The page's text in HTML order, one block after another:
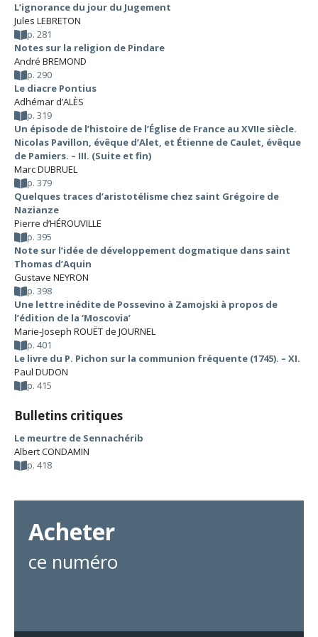
L’ignorance du jour du Jugement
Jules LEBRETON
p. 281
Notes sur la religion de Pindare
André BREMOND
p. 290
Le diacre Pontius
Adhémar d’ALÈS
p. 319
Un épisode de l’histoire de l’Église de France au XVIIe siècle.
Nicolas Pavillon, évêque d’Alet, et Étienne de Caulet, évêque
de Pamiers. – III. (Suite et fin)
Marc DUBRUEL
p. 379
Quelques traces d’aristotélisme chez saint Grégoire de
Nazianze
Pierre d’HÉROUVILLE
p. 395
Note sur l’idée de développement dogmatique dans saint
Thomas d’Aquin
Gustave NEYRON
p. 398
Une lettre inédite de Possevino à Zamojski à propos de
l’édition de la ‘Moscovia’
Marie-Joseph ROUËT de JOURNEL
p. 401
Le livre du P. Pichon sur la communion fréquente (1745). – XI.
Paul DUDON
p. 415
Bulletins critiques
Le meurtre de Sennachérib
Albert CONDAMIN
p. 418
Acheter
ce numéro